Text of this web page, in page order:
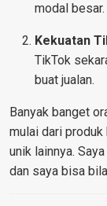
modal besar.
Kekuatan
TikTok
buat jualan.
Banyak banget
mulai dari
unik lainnya.
dan saya bisa